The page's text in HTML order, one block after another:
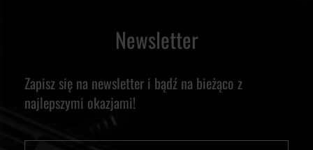
Newsletter
Zapisz się na newsletter i bądź na bieżąco z
najlepszymi okazjami!